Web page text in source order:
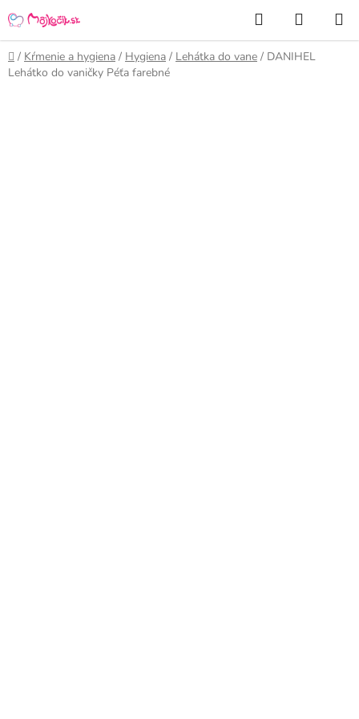
na
obsah
Hľadať
KOŠÍK
Domov
/ Kŕmenie a hygiena / Hygiena / Lehátka do vane / DANIHEL
Lehátko do vaničky Péťa farebné